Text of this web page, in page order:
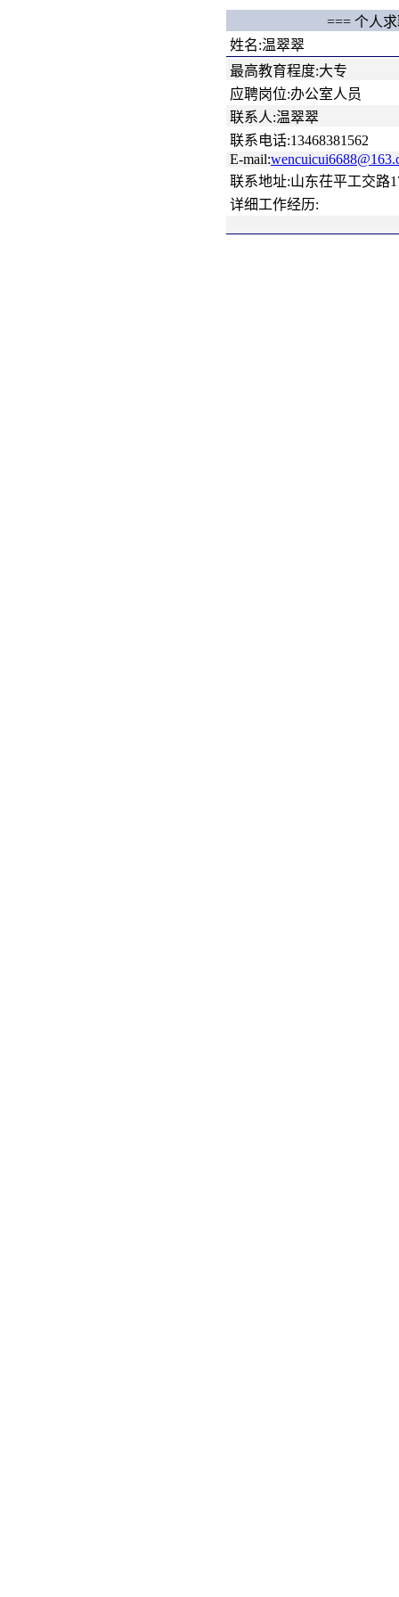
=== 个人
姓名:温翠翠
最高教育程度:大专
应聘岗位:办公室人员
联系人:温翠翠
联系电话:13468381562
E-mail:
联系地址:山东茌平工交路
详细工作经历: